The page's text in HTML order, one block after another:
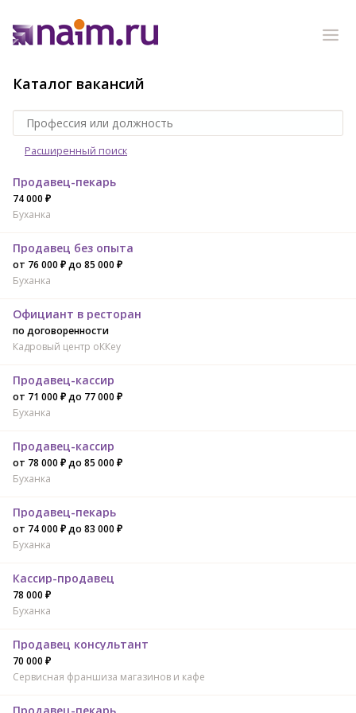
Каталог вакансий
Расширенный поиск
Продавец-пекарь
74 000 ₽
Буханка
Продавец без опыта
от 76 000 ₽ до 85 000 ₽
Буханка
Официант в ресторан
по договоренности
Кадровый центр оККеу
Продавец-кассир
от 71 000 ₽ до 77 000 ₽
Буханка
Продавец-кассир
от 78 000 ₽ до 85 000 ₽
Буханка
Продавец-пекарь
от 74 000 ₽ до 83 000 ₽
Буханка
Кассир-продавец
78 000 ₽
Буханка
Продавец консультант
70 000 ₽
Сервисная франшиза магазинов и кафе